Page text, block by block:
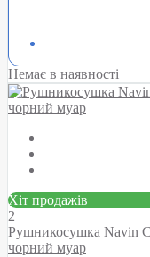
Немає в наявності
Хіт продажів
2
Рушникосушка Navin
чорний муар